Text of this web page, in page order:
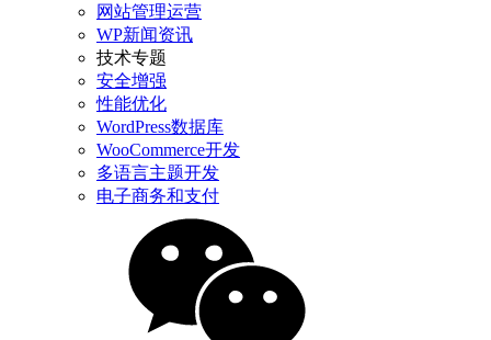
网站管理运营
WP新闻资讯
技术专题
安全增强
性能优化
WordPress数据库
WooCommerce开发
多语言主题开发
电子商务和支付